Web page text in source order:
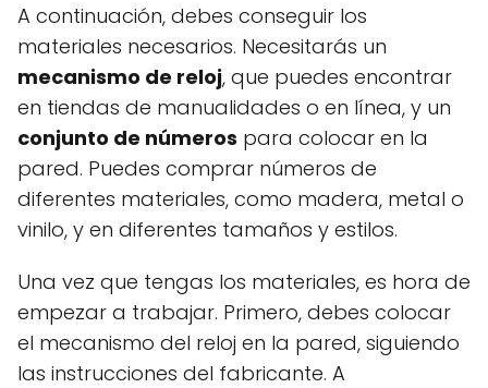
A continuación, debes conseguir los
materiales necesarios. Necesitarás un
mecanismo de reloj, que puedes encontrar
en tiendas de manualidades o en línea, y un
conjunto de números para colocar en la
pared. Puedes comprar números de
diferentes materiales, como madera, metal o
vinilo, y en diferentes tamaños y estilos.
Una vez que tengas los materiales, es hora de
empezar a trabajar. Primero, debes colocar
el mecanismo del reloj en la pared, siguiendo
las instrucciones del fabricante. A